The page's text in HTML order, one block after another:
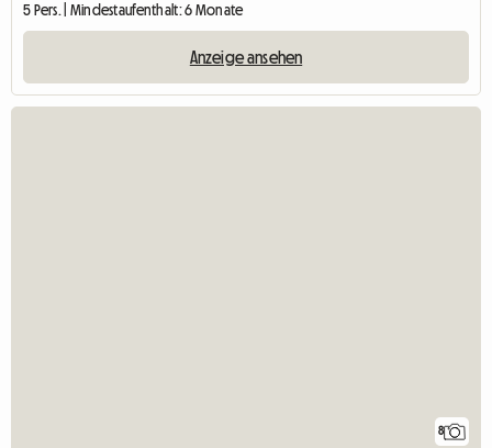
5 Pers. | Mindestaufenthalt: 6 Monate
Anzeige ansehen
8